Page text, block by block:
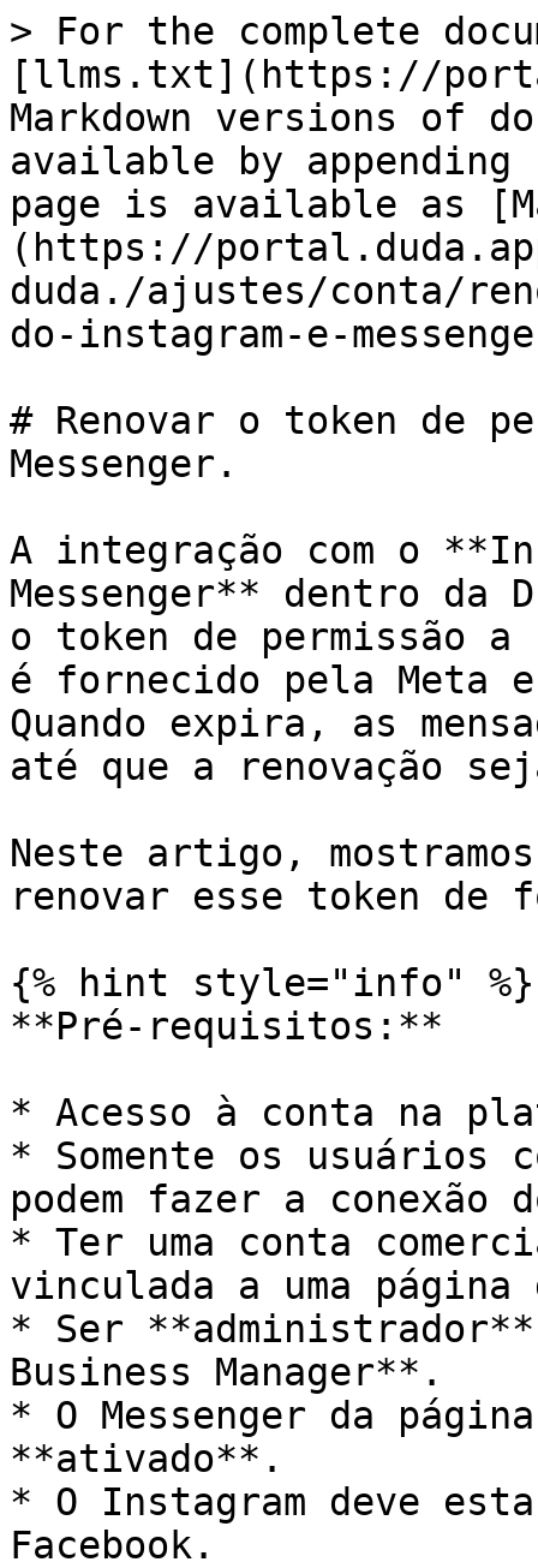
> For the complete
[llms.txt](https://
Markdown versions of
available by
page is available as
(https://
duda./ajustes/conta/
do-instagram-e-
# Renovar o token de
Messenger.
A integração com o
Messenger** dentro da
o token de permissão
é fornecido pela Meta
Quando expira, as
até que a renovação
Neste artigo,
renovar esse token de
{% hint style="info" %}
**Pré-requisitos:**
* Acesso à conta na
* Somente os usuários
podem fazer a conexão
* Ter uma conta
vinculada a uma página
* Ser
Business Manager**.
* O Messenger da
**ativado**.
* O Instagram deve
Facebook.